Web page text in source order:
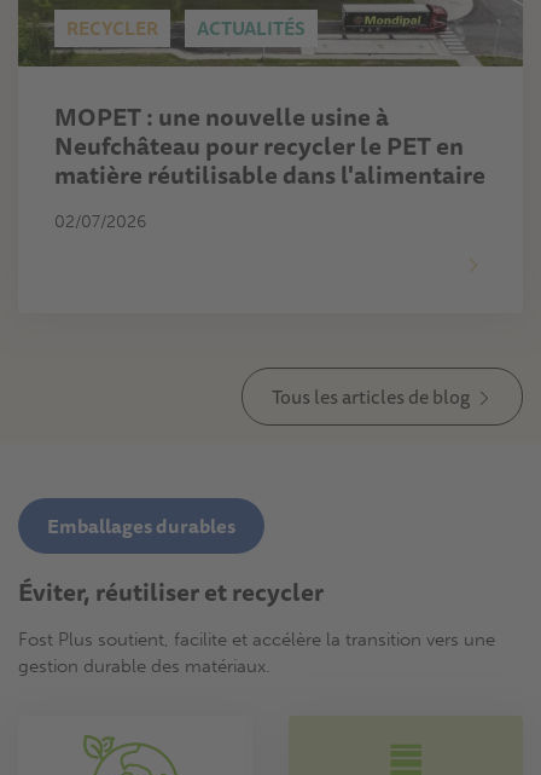
RECYCLER ACTUALITÉS
MOPET : une nouvelle usine à
Neufchâteau pour recycler le PET en
matière réutilisable dans l'alimentaire
02/07/2026
Tous les articles de blog
Emballages durables
Éviter, réutiliser et recycler
Fost Plus soutient, facilite et accélère la transition vers une
gestion durable des matériaux.